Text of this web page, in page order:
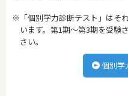
※「個別学力診断テスト」はそ
います。第1期～第3期を受験
さい。
個別学